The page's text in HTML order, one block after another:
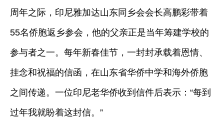
周年之际，印尼雅加达山东同乡会会长高鹏彩带着
55名侨胞返乡参会，他的父亲正是当年筹建学校的
参与者之一。每年新春佳节，一封封承载着恩情、
挂念和祝福的信函，在山东省华侨中学和海外侨胞
之间传递。一位印尼老华侨收到信件后表示：“每到
过年我就盼着这封信。”